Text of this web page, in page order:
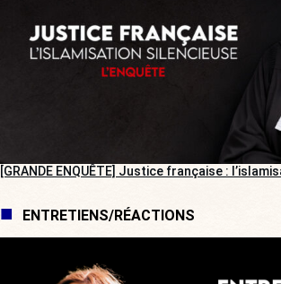
[GRANDE ENQUÊTE] Justice française :
ENTRETIENS/RÉACTIONS